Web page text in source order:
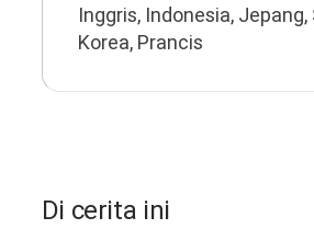
Inggris, Indonesia, Jepang,
Korea, Prancis
Di cerita ini